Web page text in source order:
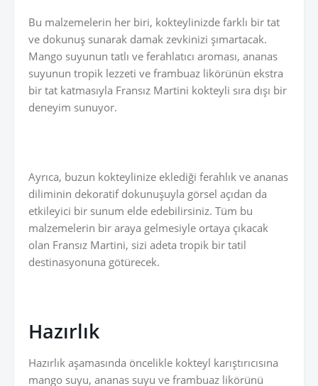
Bu malzemelerin her biri, kokteylinizde farklı bir tat
ve dokunuş sunarak damak zevkinizi şımartacak.
Mango suyunun tatlı ve ferahlatıcı aroması, ananas
suyunun tropik lezzeti ve frambuaz likörünün ekstra
bir tat katmasıyla Fransız Martini kokteyli sıra dışı bir
deneyim sunuyor.
Ayrıca, buzun kokteylinize eklediği ferahlık ve ananas
diliminin dekoratif dokunuşuyla görsel açıdan da
etkileyici bir sunum elde edebilirsiniz. Tüm bu
malzemelerin bir araya gelmesiyle ortaya çıkacak
olan Fransız Martini, sizi adeta tropik bir tatil
destinasyonuna götürecek.
Hazırlık
Hazırlık aşamasında öncelikle kokteyl karıştırıcısına
mango suyu, ananas suyu ve frambuaz likörünü